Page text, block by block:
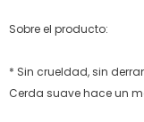
Sobre el producto:
* Sin crueldad, sin
Cerda suave hace un